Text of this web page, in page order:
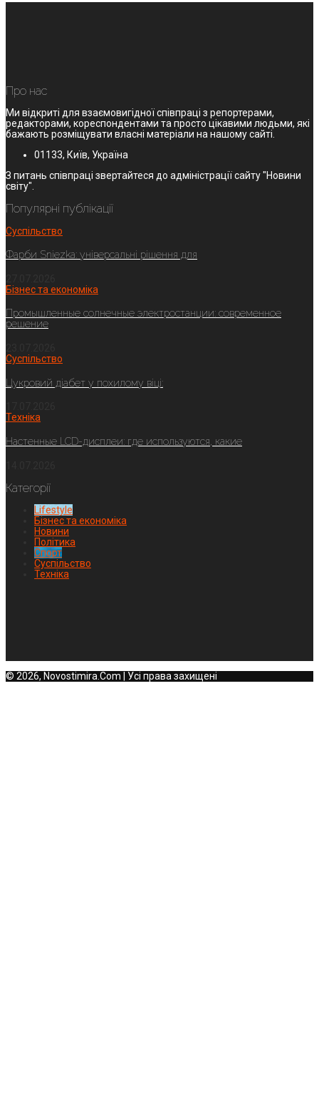
Про нас
Ми відкриті для взаємовигідної співпраці з репортерами,
редакторами, кореспондентами та просто цікавими людьми, які
бажають розміщувати власні матеріали на нашому сайті.
01133, Київ, Україна
З питань співпраці звертайтеся до адміністрації сайту "Новини
світу".
Популярні публікації
Суспільство
Фарби Sniezka: універсальні рішення для
Бізнес та економіка
Промышленные солнечные электростанции: современное
решение
Суспільство
Цукровий діабет у похилому віці:
Техніка
Настенные LCD-дисплеи: где используются, какие
Категорії
Lifestyle
Бізнес та економіка
Новини
Політика
Спорт
Суспільство
Техніка
© 2026, Novostimira.Com | Усі права захищені